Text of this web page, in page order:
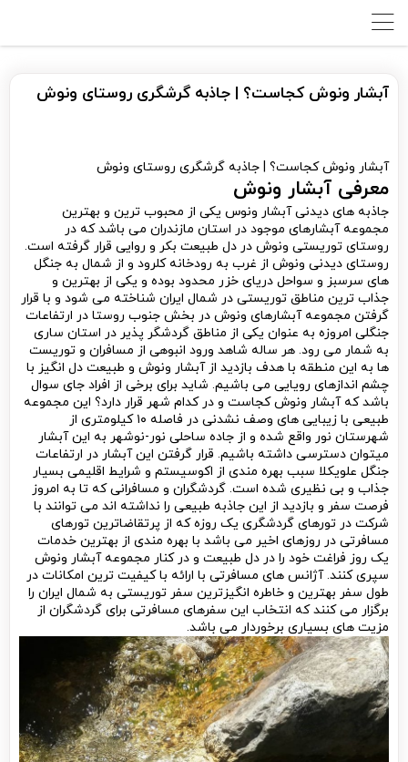
آبشار ونوش کجاست؟ | جاذبه گرشگری روستای ونوش
آبشار ونوش کجاست؟ | جاذبه گرشگری روستای ونوش
معرفی آبشار ونوش
جاذبه های دیدنی آبشار ونوس یکی از محبوب ترین و بهترین
مجموعه آبشارهای موجود در استان مازندران می باشد که در
روستای توریستی ونوش در دل طبیعت بکر و روایی قرار گرفته است.
روستای دیدنی ونوش از غرب به رودخانه کلرود و از شمال به جنگل
های سرسبز و سواحل دریای خزر محدود بوده و یکی از بهترین و
جذاب ترین مناطق توریستی در شمال ایران شناخته می شود و با قرار
گرفتن مجموعه آبشارهای ونوش در بخش جنوب روستا در ارتفاعات
جنگلی امروزه به عنوان یکی از مناطق گردشگر پذیر در استان ساری
به شمار می رود. هر ساله شاهد ورود انبوهی از مسافران و توریست
ها به این منطقه با هدف بازدید از آبشار ونوش و طبیعت دل انگیز با
چشم اندازهای رویایی می باشیم. شاید برای برخی از افراد جای سوال
باشد که آبشار ونوش کجاست و در کدام شهر قرار دارد؟ این مجموعه
طبیعی با زیبایی های وصف نشدنی در فاصله ۱۰ کیلومتری از
شهرستان نور واقع شده و از جاده ساحلی نور-نوشهر به این آبشار
میتوان دسترسی داشته باشیم. قرار گرفتن این آبشار در ارتفاعات
جنگل علویکلا سبب بهره مندی از اکوسیستم و شرایط اقلیمی بسیار
جذاب و بی نظیری شده است. گردشگران و مسافرانی که تا به امروز
فرصت سفر و بازدید از این جاذبه طبیعی را نداشته اند می توانند با
شرکت در تورهای گردشگری یک روزه که از پرتقاضاترین تورهای
مسافرتی در روزهای اخیر می باشد با بهره مندی از بهترین خدمات
یک روز فراغت خود را در دل طبیعت و در کنار مجموعه آبشار ونوش
سپری کنند. آژانس های مسافرتی با ارائه با کیفیت ترین امکانات در
طول سفر بهترین و خاطره انگیزترین سفر توریستی به شمال ایران را
برگزار می کنند که انتخاب این سفرهای مسافرتی برای گردشگران از
مزیت های بسیاری برخوردار می باشد.